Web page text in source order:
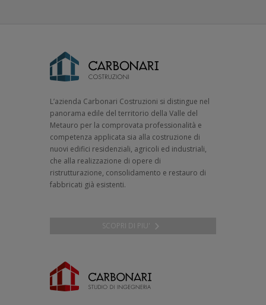
L’azienda Carbonari Costruzioni si distingue nel
panorama edile del territorio della Valle del
Metauro per la comprovata professionalità e
competenza applicata sia alla costruzione di
nuovi edifici residenziali, agricoli ed industriali,
che alla realizzazione di opere di
ristrutturazione, consolidamento e restauro di
fabbricati già esistenti.
SCOPRI DI PIU'